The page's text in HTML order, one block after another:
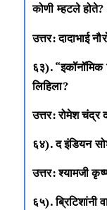
कोणी म्हटले होते?
उत्तर: दादाभाई
६३). “इकॉनॉमिक
लिहिला?
उत्तर: रोमेश चंद्र
६४). द इंडियन
उत्तर: श्यामजी
६५). ब्रिटिशांनी